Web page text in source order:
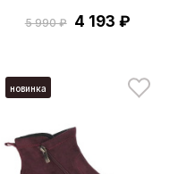
5 990 ₽ 4 193 ₽
новинка